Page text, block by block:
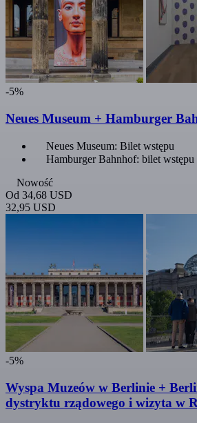
-5%
Neues Museum + Hamburger
Neues Museum: Bilet wstępu
Hamburger Bahnhof: bilet wstępu
Nowość
Od 34,68 USD
32,95 USD
-5%
Wyspa Muzeów w Berlinie +
dystryktu rządowego i wizyta w